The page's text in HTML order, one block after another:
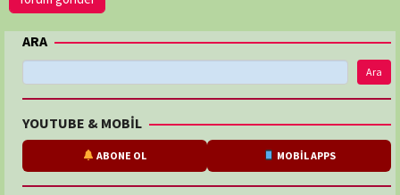
ARA
Ara
YOUTUBE & MOBİL
ABONE OL MOBİL APPS